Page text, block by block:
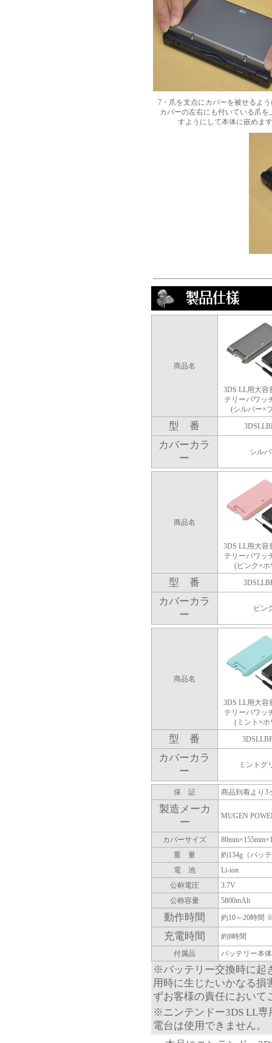
7・爪を支点にカバーを被せるよ
カバーの左右にも付いている爪を
すようにして本体に嵌めま
商品名
3DS LL用大容
テリーパワッ
(シルバー×
型 番
カバーカラ
ー
シル
商品名
3DS LL用大容
テリーパワッ
(ピンク×ホ
型 番
カバーカラ
ー
ピン
商品名
3DS LL用大容
テリーパワッ
(ミント×ホ
型 番
カバーカラ
ー
ミントグ
保 証 商品到着より3
製造メーカ
ー
MUGEN
カバーサイズ
重 量
約134g（バッ
電 池
Li-ion
公称電圧
3.7V
公称容量
5800mAh
動作時間 約10～20時間
充電時間
約8時間
付属品
バッテリー本
※バッテリー交換時に起
用時に生じたいかなる損
ずお客様の責任において
※ニンテンドー3DS LL専
電台は使用できません。